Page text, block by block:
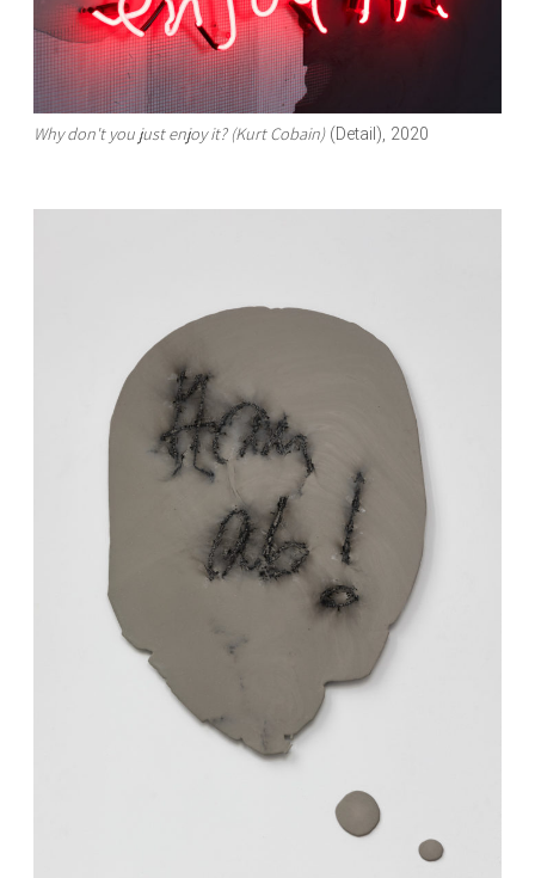
Why don't you just enjoy it? (Kurt Cobain)(Detail), 2020